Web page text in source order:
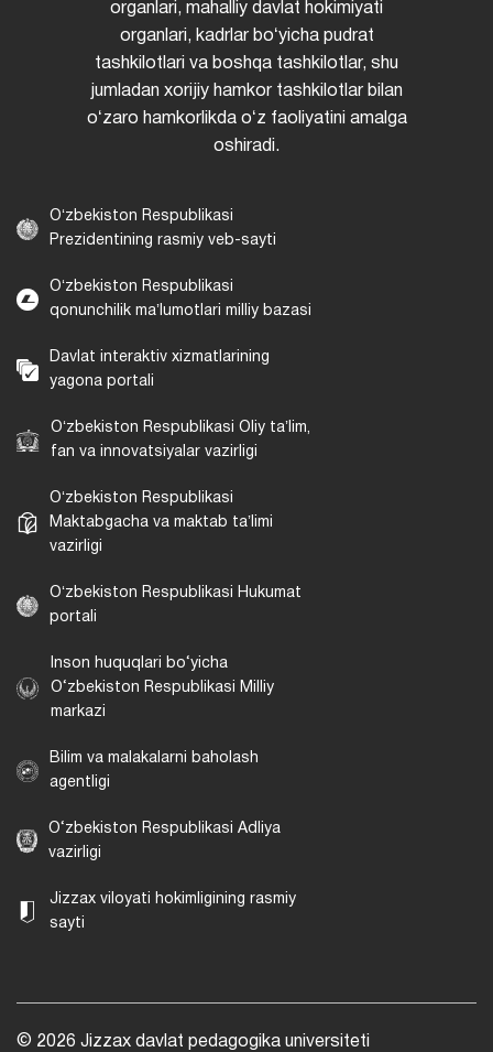
organlari, mahalliy davlat hokimiyati
organlari, kadrlar boʻyicha pudrat
tashkilotlari va boshqa tashkilotlar, shu
jumladan xorijiy hamkor tashkilotlar bilan
oʻzaro hamkorlikda oʻz faoliyatini amalga
oshiradi.
Oʻzbekiston Respublikasi
Prezidentining rasmiy veb-sayti
Oʻzbekiston Respublikasi
qonunchilik maʼlumotlari milliy bazasi
Davlat interaktiv xizmatlarining
yagona portali
Oʻzbekiston Respublikasi Oliy taʼlim,
fan va innovatsiyalar vazirligi
Oʻzbekiston Respublikasi
Maktabgacha va maktab taʼlimi
vazirligi
Oʻzbekiston Respublikasi Hukumat
portali
Inson huquqlari bo‘yicha
O‘zbekiston Respublikasi Milliy
markazi
Bilim va malakalarni baholash
agentligi
O‘zbekiston Respublikasi Adliya
vazirligi
Jizzax viloyati hokimligining rasmiy
sayti
© 2026 Jizzax davlat pedagogika universiteti